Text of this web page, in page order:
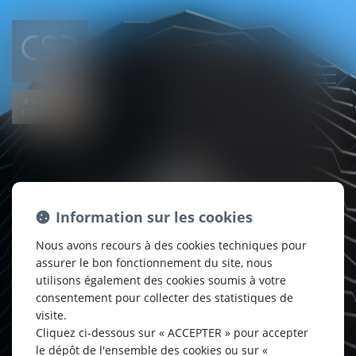
CSE
AVOCATS
CONSEILS
Information sur les cookies
Nous avons recours à des cookies techniques pour
assurer le bon fonctionnement du site, nous
utilisons également des cookies soumis à votre
consentement pour collecter des statistiques de
visite.
Cliquez ci-dessous sur « ACCEPTER » pour accepter
le dépôt de l'ensemble des cookies ou sur «